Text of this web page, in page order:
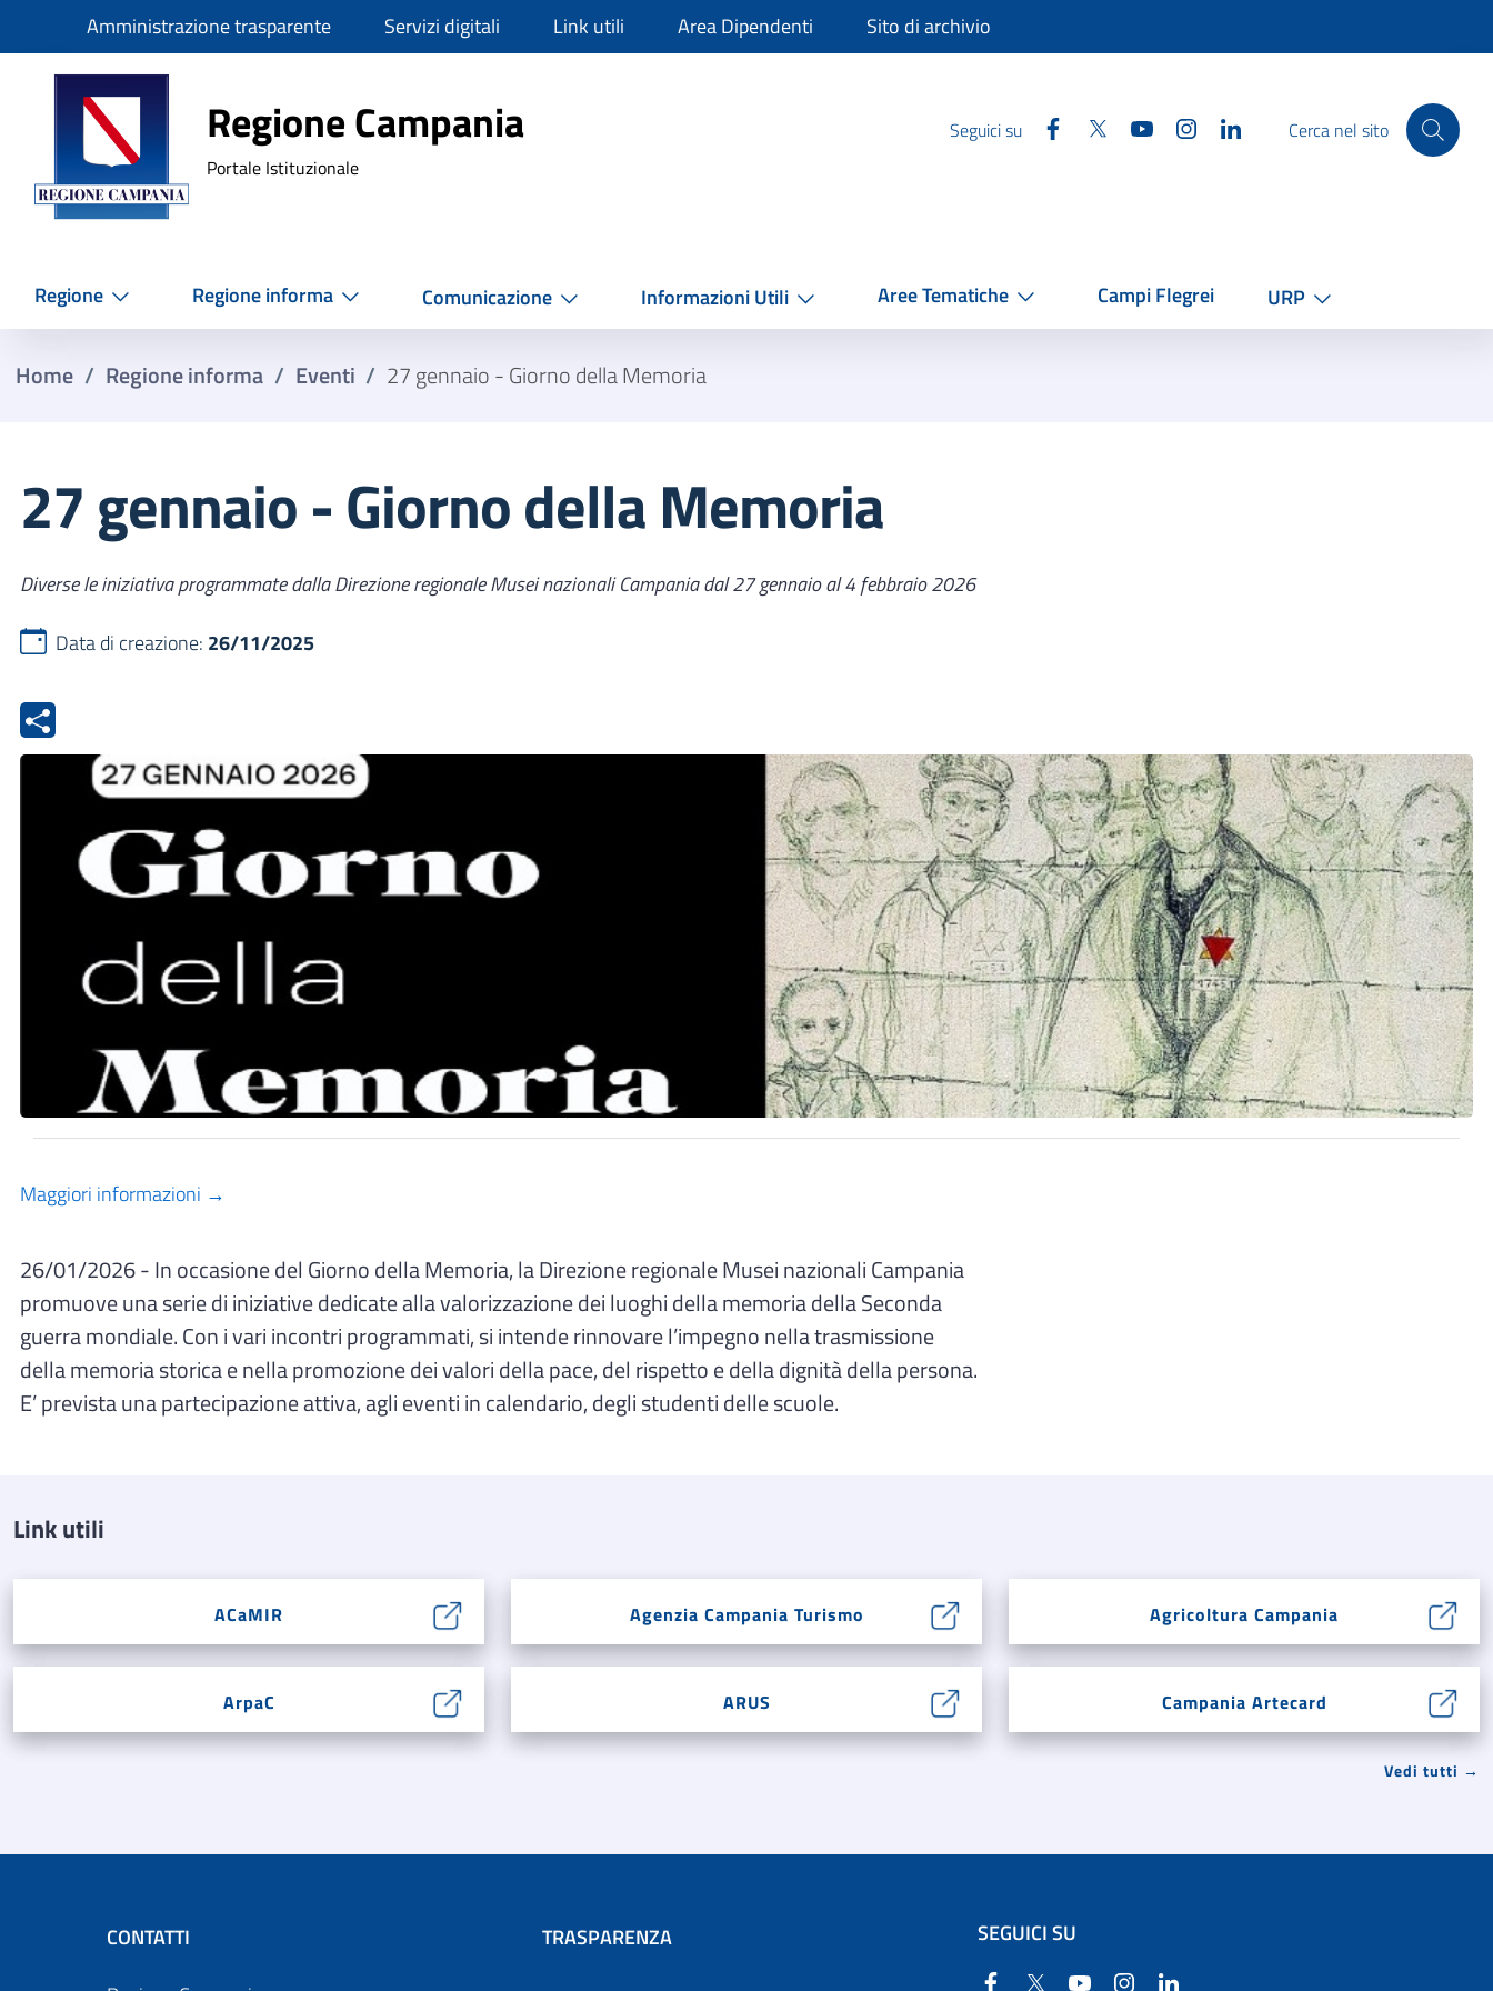
SlimAmministrazione trasparente Servizi digitali Link utili Area Dipendenti Sito di archivio
Regione Campania
Regione Campania
Portale Istituzionale
Seguici su Facebook
Twitter YouTube InstagramLinkedinCerca nel sito
Regione Regione informa Comunicazione Informazioni Utili Aree Tematiche Campi Flegrei URP
Home / Regione informa / Eventi / 27 gennaio - Giorno della Memoria
27 gennaio - Giorno della Memoria
Diverse le iniziativa programmate dalla Direzione regionale Musei nazionali Campania dal 27 gennaio al 4 febbraio 2026
Data di creazione: 26/11/2025
Maggiori informazioni →
26/01/2026 - In occasione del Giorno della Memoria, la Direzione regionale Musei nazionali Campania
promuove una serie di iniziative dedicate alla valorizzazione dei luoghi della memoria della Seconda
guerra mondiale. Con i vari incontri programmati, si intende rinnovare l’impegno nella trasmissione
della memoria storica e nella promozione dei valori della pace, del rispetto e della dignità della persona.
E’ prevista una partecipazione attiva, agli eventi in calendario, degli studenti delle scuole.
Link utili
ACaMIR Agenzia Campania Turismo Agricoltura Campania
ArpaC ARUS Campania Artecard
Vedi tutti →
CONTATTI
TRASPARENZA
SEGUICI SU
Facebook
Twitter YouTube Instagram